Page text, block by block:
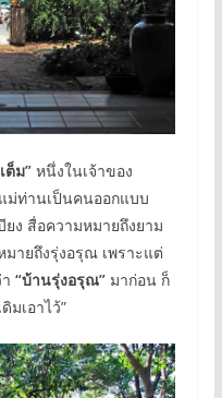
ต็ม”หนึ่งในเจ้าของ
ม่ท่านเป็นคนออกแบบ
ง สื่อความหมายถึงยาม
ายถึงรุ่งอรุณ เพราะแต่
“บ้านรุ่งอรุณ”มาก่อน ก็
มเอาไว้”